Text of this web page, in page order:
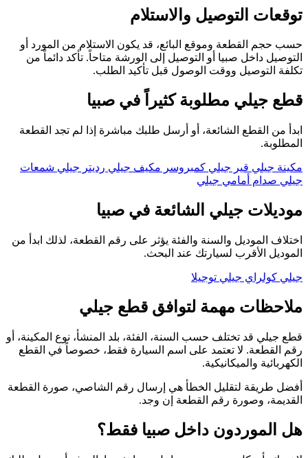
توقعات التوصيل والاستلام
حسب حجم القطعة وموقع البائع، قد يكون الاستلام من المورد أو
التوصيل داخل صبيا أو التوصيل إلى الورشة متاحاً. تأكد دائماً من
تكلفة التوصيل ووقت الوصول قبل تأكيد الطلب.
قطع جيلي مطلوبة كثيراً في صبيا
ابدأ من القطع الشائعة، أو أرسل طلبك مباشرة إذا لم تجد القطعة
المطلوبة.
مكينة جيلي قير جيلي كمبروسر مكيف جيلي رديتر جيلي شمعات
جيلي صدام أمامي جيلي
موديلات جيلي الشائعة في صبيا
اختلاف الموديل والسنة والفئة يؤثر على رقم القطعة، لذلك ابدأ من
الموديل الأقرب لسيارتك عند البحث.
جيلي كولراي جيلي توجيلا
ملاحظات مهمة لتوافق قطع جيلي
قطع جيلي قد تختلف حسب السنة، الفئة، بلد المنشأ، نوع المكينة، أو
رقم القطعة. لا تعتمد على اسم السيارة فقط، خصوصاً في القطع
الكهربائية والميكانيكية.
أفضل طريقة لتقليل الخطأ هي إرسال رقم الشاصي، صورة القطعة
القديمة، وصورة رقم القطعة إن وجد.
هل الموردون داخل صبيا فقط؟